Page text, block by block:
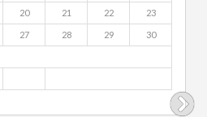
20 21 22 23
27 28 29 30